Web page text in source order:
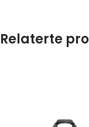
Relaterte